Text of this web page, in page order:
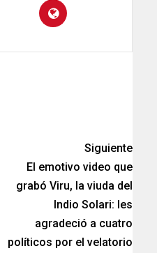
Siguiente
El emotivo video que
grabó Viru, la viuda del
Indio Solari: les
agradeció a cuatro
políticos por el velatorio